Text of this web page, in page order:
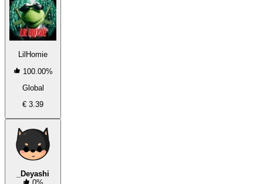
LilHomie
100.00%
Global
€ 3.39
_Deyashi